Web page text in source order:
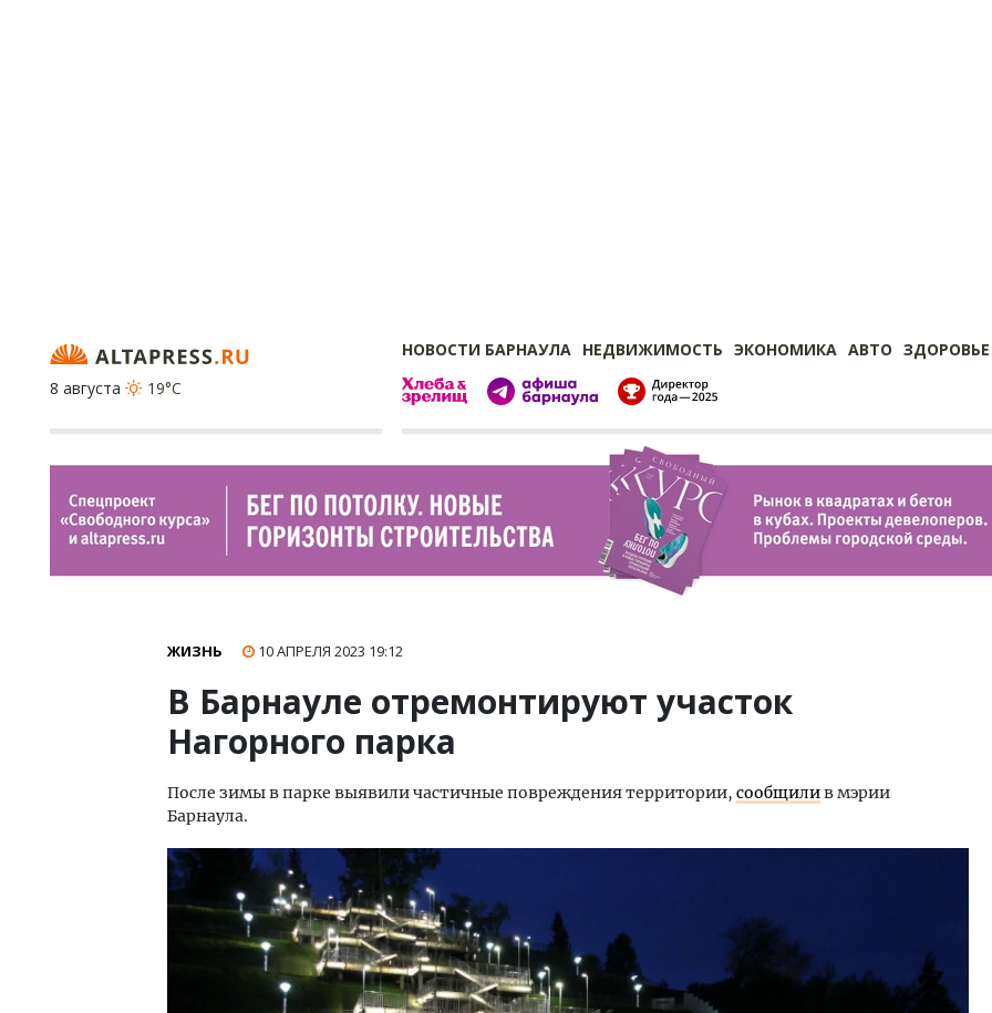
НОВОСТИ БАРНАУЛА НЕДВИЖИМОСТЬ ЭКОНОМИКА АВТО ЗДОРОВЬЕ
8 августа
19°C
ЖИЗНЬ 10 АПРЕЛЯ 2023 19:12
В Барнауле отремонтируют участок
Нагорного парка
После зимы в парке выявили частичные повреждения территории, сообщилив мэрии
Барнаула.